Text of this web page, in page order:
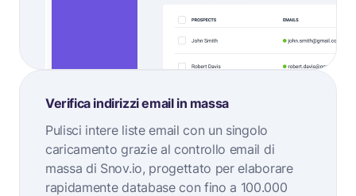
Verifica indirizzi email in massa
Pulisci intere liste email con un singolo
caricamento grazie al controllo email di
massa di Snov.io, progettato per elaborare
rapidamente database con fino a 100.000